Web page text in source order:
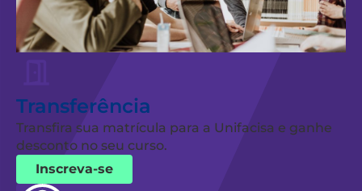
Transferência
Transfira sua matrícula para a Unifacisa e ganhe
desconto no seu curso.
Inscreva-se